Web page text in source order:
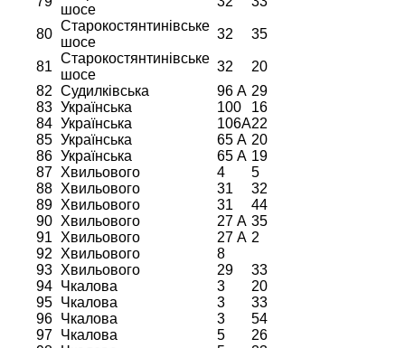
шосе
80
Старокостянтинівське
шосе
32 35
81
Старокостянтинівське
шосе
32
20
82 Судилківська 96 А 29
83 Українська 100
16
84 Українська 106А22
85 Українська 65 А 20
86 Українська 65 А 19
87 Хвильового 4
5
88 Хвильового 31
32
89 Хвильового 31
44
90 Хвильового 27 А 35
91
Хвильового 27 А 2
92
Хвильового
8
93 Хвильового 29
33
94 Чкалова 3
20
95 Чкалова 3
33
96 Чкалова 3
54
97 Чкалова 5
26